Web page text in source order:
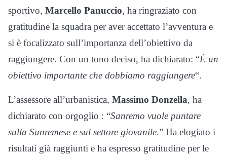
sportivo, Marcello Panuccio, ha ringraziato con
gratitudine la squadra per aver accettato l’avventura e
si è focalizzato sull’importanza dell’obiettivo da
raggiungere. Con un tono deciso, ha dichiarato: “È un
obiettivo importante che dobbiamo raggiungere“.
L’assessore all’urbanistica, Massimo Donzella, ha
dichiarato con orgoglio : “Sanremo vuole puntare
sulla Sanremese e sul settore giovanile.” Ha elogiato i
risultati già raggiunti e ha espresso gratitudine per le